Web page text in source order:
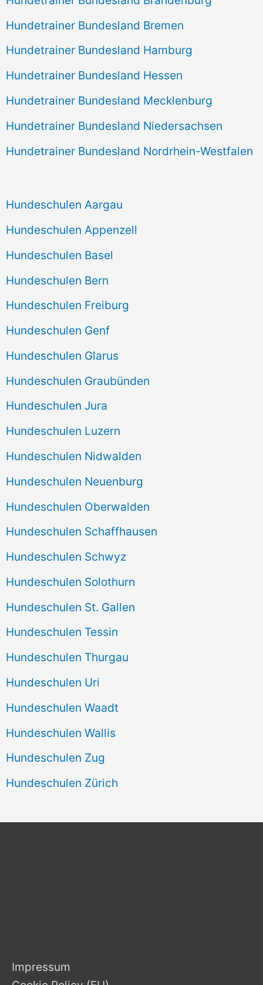
Hundetrainer Bundesland Bremen
Hundetrainer Bundesland Hamburg
Hundetrainer Bundesland Hessen
Hundetrainer Bundesland Mecklenburg
Hundetrainer Bundesland Niedersachsen
Hundetrainer Bundesland Nordrhein-Westfalen
Hundeschulen Aargau
Hundeschulen Appenzell
Hundeschulen Basel
Hundeschulen Bern
Hundeschulen Freiburg
Hundeschulen Genf
Hundeschulen Glarus
Hundeschulen Graubünden
Hundeschulen Jura
Hundeschulen Luzern
Hundeschulen Nidwalden
Hundeschulen Neuenburg
Hundeschulen Oberwalden
Hundeschulen Schaffhausen
Hundeschulen Schwyz
Hundeschulen Solothurn
Hundeschulen St. Gallen
Hundeschulen Tessin
Hundeschulen Thurgau
Hundeschulen Uri
Hundeschulen Waadt
Hundeschulen Wallis
Hundeschulen Zug
Hundeschulen Zürich
Impressum